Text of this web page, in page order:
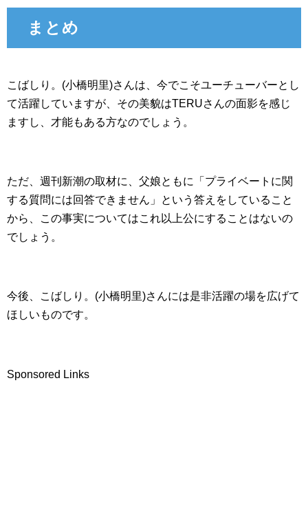
まとめ
こばしり。(小橋明里)さんは、今でこそユーチューバーとし
て活躍していますが、その美貌はTERUさんの面影を感じ
ますし、才能もある方なのでしょう。
ただ、週刊新潮の取材に、父娘ともに「プライベートに関
する質問には回答できません」という答えをしていること
から、この事実についてはこれ以上公にすることはないの
でしょう。
今後、こばしり。(小橋明里)さんには是非活躍の場を広げて
ほしいものです。
Sponsored Links